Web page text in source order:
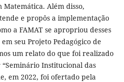
Além disso,
e propôs a implementação
a FAMAT se apropriou desses
seu Projeto Pedagógico de
um relato do que foi realizado
Institucional das
em 2022, foi ofertado pela